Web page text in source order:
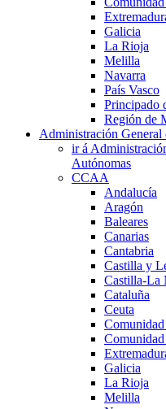
Galicia
La Rioja
Melilla
Navarra
País Vasco
Principado
Región de
Administración General
ir á
Autónomas
CCAA
Andalucía
Aragón
Baleares
Canarias
Cantabria
Castilla y
Castilla-La
Cataluña
Ceuta
Galicia
La Rioja
Melilla